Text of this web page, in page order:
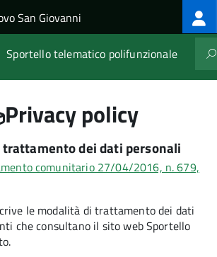
principale
navigation
San Giovanni
Sportello telematico polifunzionale
Privacy policy
dei dati personali
comunitario 27/04/2016, n. 679,
le modalità di trattamento dei dati
che consultano il sito web Sportello